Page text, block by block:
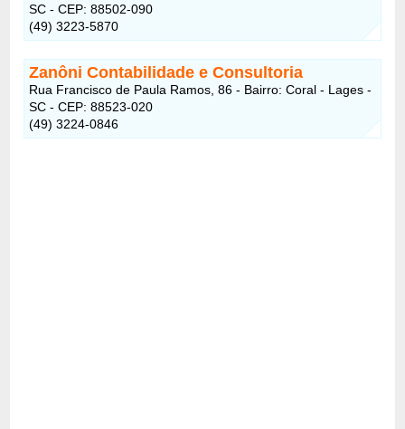
SC - CEP: 88502-090
(49) 3223-5870
Zanôni Contabilidade e Consultoria
Rua Francisco de Paula Ramos, 86 - Bairro: Coral - Lages -
SC - CEP: 88523-020
(49) 3224-0846